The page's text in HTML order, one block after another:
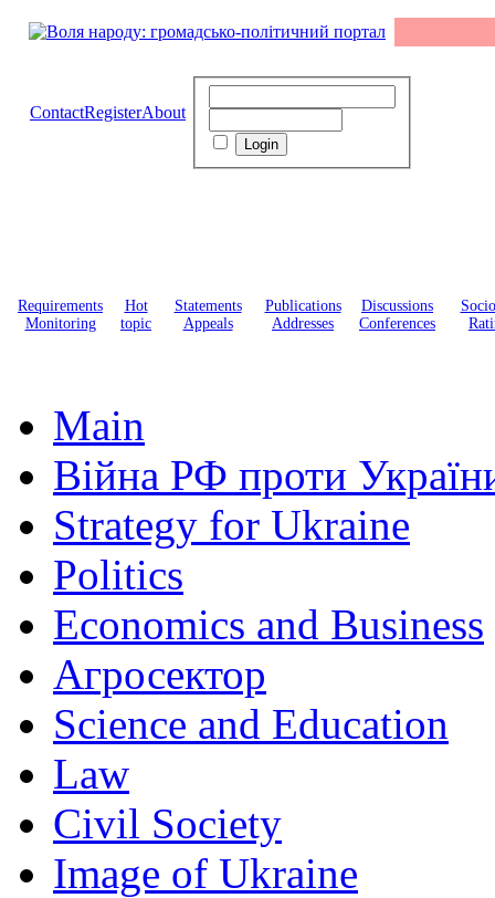
ContactRegisterAbout
Requirements
Monitoring
Hot
topic
Statements
Appeals
Publications
Addresses
Discussions
Conferences
Main
Війна РФ проти
Strategy for Ukraine
Politics
Economics and Business
Агросектор
Science and Education
Law
Civil Society
Image of Ukraine